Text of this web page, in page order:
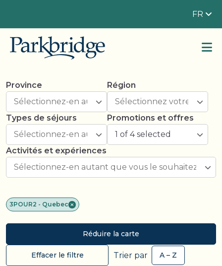
FR
Province Région
Types de séjours
Promotions et offres
1 of 4 selected
Activités et expériences
3POUR2 - Quebec
Réduire la carte
Effacer le filtre Trier par